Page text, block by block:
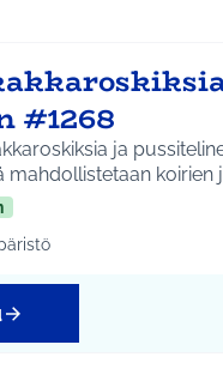
#1268
ja
mahdollistetaan koirien
mukaan: Jokela
teeman mukaan: